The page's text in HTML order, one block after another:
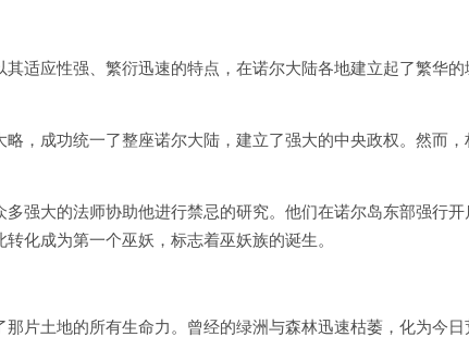
适应性强、繁衍迅速的特点，在诺尔大陆各地建立起了繁华的
，成功统一了整座诺尔大陆，建立了强大的中央政权。然而，
强大的法师协助他进行禁忌的研究。他们在诺尔岛东部强行开
化成为第一个巫妖，标志着巫妖族的诞生。
片土地的所有生命力。曾经的绿洲与森林迅速枯萎，化为今日